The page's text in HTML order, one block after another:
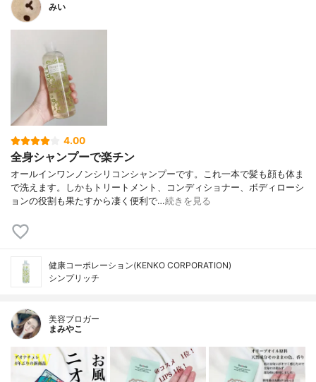
みい
4.00
全身シャンプーで楽チン
オールインワンノンシリコンシャンプーです。これ一本で髪も顔も体ま
で洗えます。しかもトリートメント、コンディショナー、ボディローシ
ョンの役割も果たすから凄く便利で…続きを見る
健康コーポレーション(KENKO CORPORATION)
シンプリッチ
美容ブロガー
まみやこ